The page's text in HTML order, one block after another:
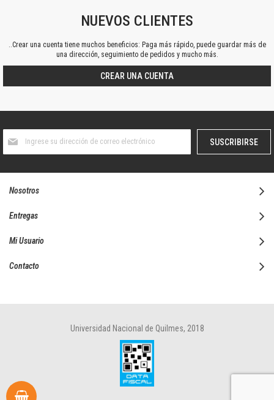
NUEVOS CLIENTES
..Crear una cuenta tiene muchos beneficios: Paga más rápido, puede guardar más de
una dirección, seguimiento de pedidos y mucho más.
CREAR UNA CUENTA
boletín
SUSCRIBIRSE
Nosotros
Entregas
Mi Usuario
Contacto
Universidad Nacional de Quilmes, 2018